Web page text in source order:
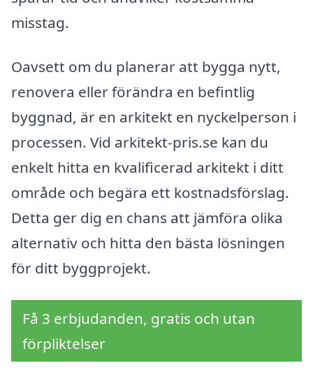
misstag.
Oavsett om du planerar att bygga nytt,
renovera eller förändra en befintlig
byggnad, är en arkitekt en nyckelperson i
processen. Vid arkitekt-pris.se kan du
enkelt hitta en kvalificerad arkitekt i ditt
område och begära ett kostnadsförslag.
Detta ger dig en chans att jämföra olika
alternativ och hitta den bästa lösningen
för ditt byggprojekt.
Få 3 erbjudanden, gratis och utan
förpliktelser